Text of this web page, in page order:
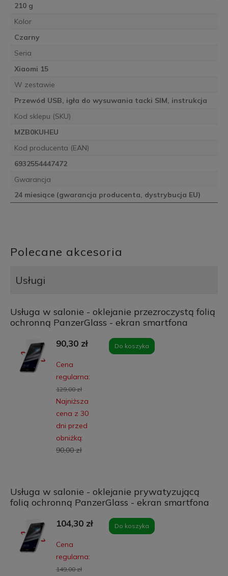
210 g
Kolor
Czarny
Seria
Xiaomi 15
W zestawie
Przewód USB, igła do wysuwania tacki SIM, instrukcja
Kod sklepu (SKU)
MZB0KUHEU
Kod producenta (EAN)
6932554447472
Gwarancja
24 miesiące (gwarancja producenta, dystrybucja EU)
Polecane akcesoria
Usługi
Usługa w salonie - oklejanie przezroczystą folią
ochronną PanzerGlass - ekran smartfona
90,30 zł
Cena
regularna:
129,00 zł
Najniższa
cena z 30
dni przed
obniżką:
90,00 zł
Do koszyka
Usługa w salonie - oklejanie prywatyzującą
folią ochronną PanzerGlass - ekran smartfona
104,30 zł
Cena
regularna:
149,00 zł
Do koszyka